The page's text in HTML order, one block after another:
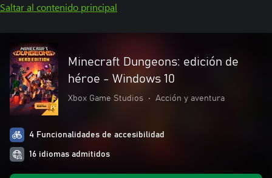
Saltar al contenido principal
Minecraft Dungeons: edición de
héroe - Windows 10
Xbox Game Studios • Acción y aventura
4 Funcionalidades de accesibilidad
16 idiomas admitidos